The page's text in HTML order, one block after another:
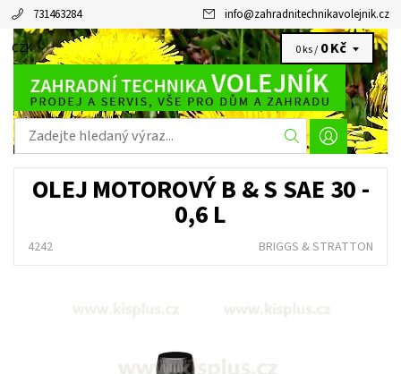
731463284 info@zahradnitechnikavolejnik.cz
CZK 0 ks / 0 Kč
OLEJ MOTOROVÝ B & S SAE 30 -
0,6 L
4242 BRIGGS & STRATTON